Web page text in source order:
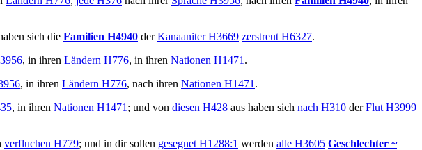
sich die Familien H4940 derKanaaniterH3669 zerstreut H6327.
, in ihren Ländern H776, in ihren Nationen H1471 .
, in ihren Ländern H776, nach ihren Nationen H1471 .
, in ihren Nationen H1471 ; und von diesen H428 aus haben sich nach H310 derFlut H3999
verfluchen H779; und in dir sollen gesegnet H1288:1 werden alle H3605 Geschlechter ~